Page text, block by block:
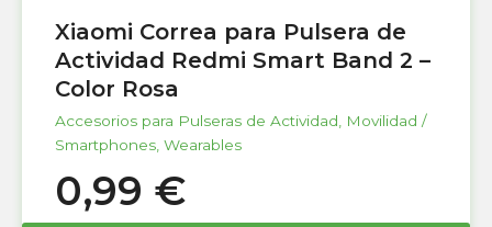
Xiaomi Correa para Pulsera de
Actividad Redmi Smart Band 2 –
Color Rosa
Accesorios para Pulseras de Actividad, Movilidad /
Smartphones, Wearables
0,99 €